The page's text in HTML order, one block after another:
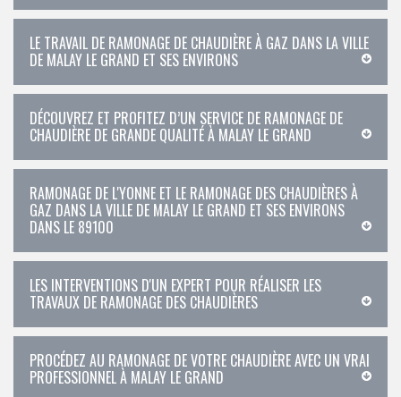
LE TRAVAIL DE RAMONAGE DE CHAUDIÈRE À GAZ DANS LA VILLE
DE MALAY LE GRAND ET SES ENVIRONS
DÉCOUVREZ ET PROFITEZ D’UN SERVICE DE RAMONAGE DE
CHAUDIÈRE DE GRANDE QUALITÉ À MALAY LE GRAND
RAMONAGE DE L'YONNE ET LE RAMONAGE DES CHAUDIÈRES À
GAZ DANS LA VILLE DE MALAY LE GRAND ET SES ENVIRONS
DANS LE 89100
LES INTERVENTIONS D'UN EXPERT POUR RÉALISER LES
TRAVAUX DE RAMONAGE DES CHAUDIÈRES
PROCÉDEZ AU RAMONAGE DE VOTRE CHAUDIÈRE AVEC UN VRAI
PROFESSIONNEL À MALAY LE GRAND